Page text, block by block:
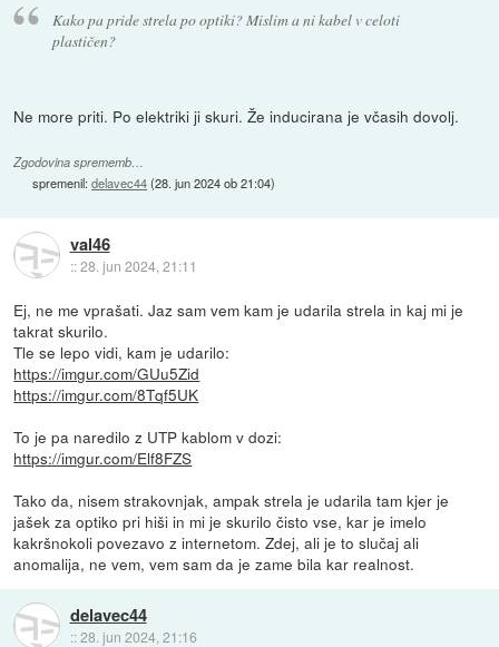
Kako pa pride strela po optiki? Mislim a ni kabel v celoti
plastičen?
Ne more priti. Po elektriki ji skuri. Že inducirana je včasih dovolj.
Zgodovina sprememb…
spremenil:delavec44(28. jun 2024 ob 21:04)
val46
::28. jun 2024, 21:11
Ej, ne me vprašati. Jaz sam vem kam je udarila strela in kaj mi je
takrat skurilo.
Tle se lepo vidi, kam je udarilo:
https://imgur.com/GUu5Zid
https://imgur.com/8Tqf5UK
To je pa naredilo z UTP kablom v dozi:
https://imgur.com/Elf8FZS
Tako da, nisem strakovnjak, ampak strela je udarila tam kjer je
jašek za optiko pri hiši in mi je skurilo čisto vse, kar je imelo
kakršnokoli povezavo z internetom. Zdej, ali je to slučaj ali
anomalija, ne vem, vem sam da je zame bila kar realnost.
delavec44
::28. jun 2024, 21:16